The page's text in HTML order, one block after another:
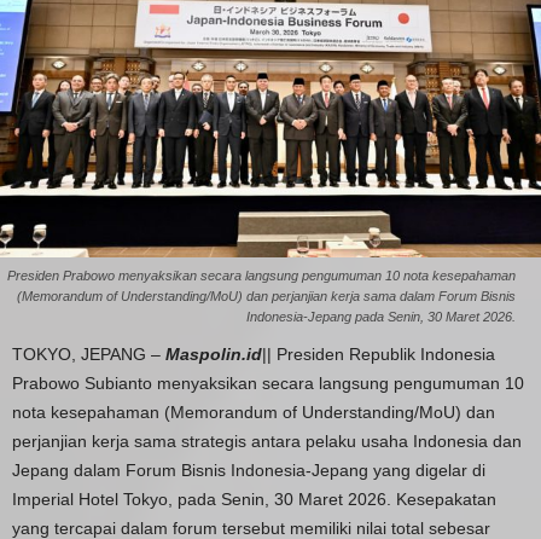
Presiden Prabowo menyaksikan secara langsung pengumuman 10 nota kesepahaman
(Memorandum of Understanding/MoU) dan perjanjian kerja sama dalam Forum Bisnis
Indonesia-Jepang pada Senin, 30 Maret 2026.
TOKYO, JEPANG – Maspolin.id|| Presiden Republik Indonesia
Prabowo Subianto menyaksikan secara langsung pengumuman 10
nota kesepahaman (Memorandum of Understanding/MoU) dan
perjanjian kerja sama strategis antara pelaku usaha Indonesia dan
Jepang dalam Forum Bisnis Indonesia-Jepang yang digelar di
Imperial Hotel Tokyo, pada Senin, 30 Maret 2026. Kesepakatan
yang tercapai dalam forum tersebut memiliki nilai total sebesar